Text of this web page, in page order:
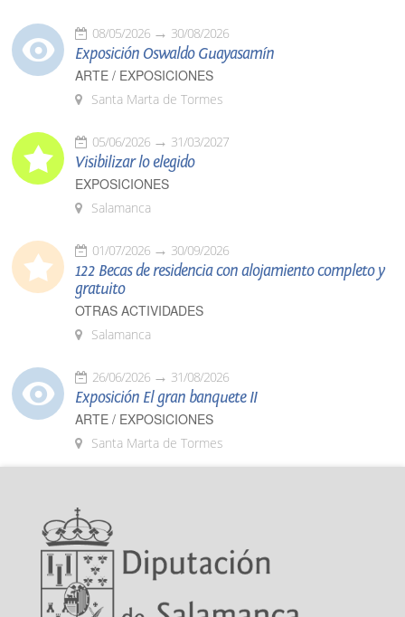
08/05/2026 30/08/2026
Exposición Oswaldo Guayasamín
ARTE / EXPOSICIONES
Santa Marta de Tormes
05/06/2026 31/03/2027
Visibilizar lo elegido
EXPOSICIONES
Salamanca
01/07/2026 30/09/2026
122 Becas de residencia con alojamiento completo y
gratuito
OTRAS ACTIVIDADES
Salamanca
26/06/2026 31/08/2026
Exposición El gran banquete II
ARTE / EXPOSICIONES
Santa Marta de Tormes